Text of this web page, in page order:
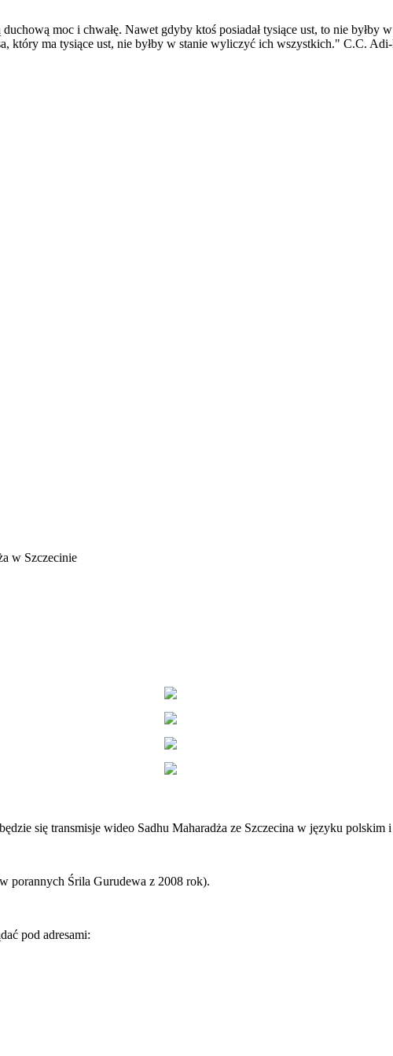
moc i chwałę. Nawet gdyby ktoś posiadał tysiące ust, to nie byłby
który ma tysiące ust, nie byłby w stanie wyliczyć ich wszystkich." C.C.
w Szczecinie
się transmisje wideo Sadhu Maharadża ze Szczecina w języku polskim
porannych Śrila Gurudewa z 2008 rok).
pod adresami: